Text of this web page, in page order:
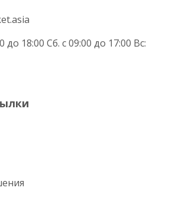
до 18:00 Сб. с 09:00 до 17:00 Вс: